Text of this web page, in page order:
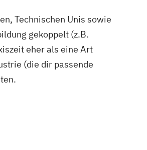
Technischen Unis sowie
gekoppelt (z.B.
eher als eine Art
(die dir passende